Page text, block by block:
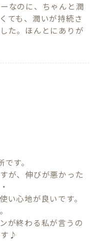
なのに、ちゃんと潤
ても、潤いが持続さ
た。ほんとにありが
す。
が、伸びが悪かった
心地が良いです。
が終わる私が言うの
♪